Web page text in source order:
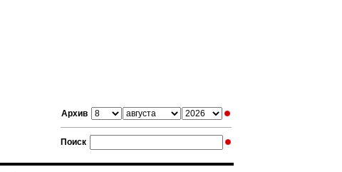
Архив
Поиск